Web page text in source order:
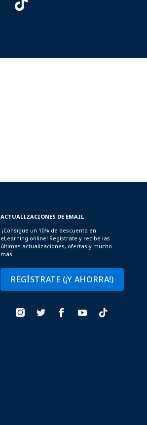
ACTUALIZACIONES DE EMAIL
¡Consigue un 10% de descuento en
eLearning online! Regístrate y recibe las
últimas actualizaciones, ofertas y mucho
más.
REGÍSTRATE (¡Y AHORRA!)